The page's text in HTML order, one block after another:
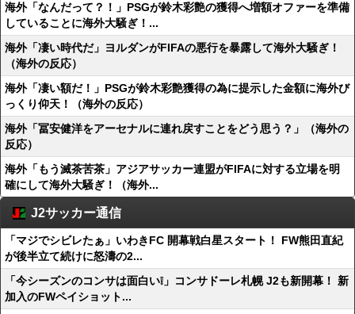
海外「なんだって？！」PSGが鈴木彩艶の獲得へ増額オファーを準備
していることに海外大騒ぎ！...
海外「凄い時代だ」ヨルダンがFIFAの悪行を暴露して海外大騒ぎ！
（海外の反応）
海外「凄い額だ！」PSGが鈴木彩艶獲得の為に提示した金額に海外び
っくり仰天！（海外の反応）
海外「冨安健洋をアーセナルに連れ戻すことをどう思う？」（海外の
反応）
海外「もう滅茶苦茶」アジアサッカー連盟がFIFAに対する立場を明
確にして海外大騒ぎ！（海外...
J2サッカー通信
「マジでシビレたぁ」いわきFC 開幕戦白星スタート！ FW熊田直紀
が後半立て続けに怒濤の2...
「今シーズンのコンサは面白い❕」コンサドーレ札幌 J2も新開幕！ 新
加入のFWペイショット...